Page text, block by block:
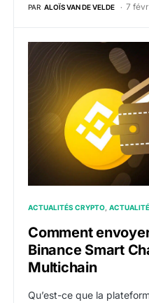
PAR ALOÏS VAN DE VELDE 7
Comment envoyer
ACTUALITÉS CRYPTO
Comment
Binance Smart
Multichain
Qu’est-ce que la